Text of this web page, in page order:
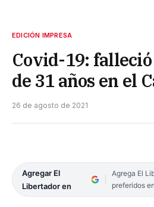
EDICIÓN IMPRESA
Covid-19:
de 31 años en el
26 de agosto de 2021
Agregar El
Libertador en
Agrega El
preferidos